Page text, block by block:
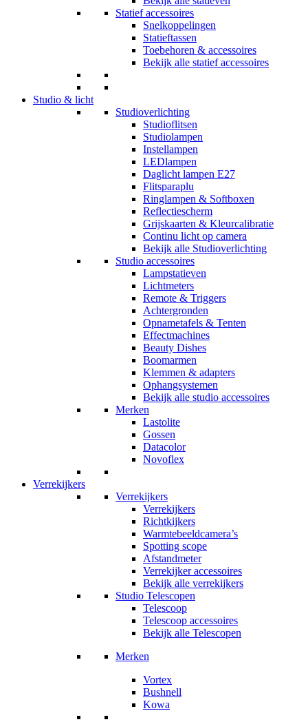
Statief accessoires
Snelkoppelingen
Statieftassen
Toebehoren & accessoires
Bekijk alle statief accessoires
Studio & licht
Studioverlichting
Studioflitsen
Studiolampen
Instellampen
LEDlampen
Daglicht lampen E27
Flitsparaplu
Ringlampen & Softboxen
Reflectiescherm
Grijskaarten & Kleurcalibratie
Continu licht op camera
Bekijk alle Studioverlichting
Studio accessoires
Lampstatieven
Lichtmeters
Remote & Triggers
Achtergronden
Opnametafels & Tenten
Effectmachines
Beauty Dishes
Boomarmen
Klemmen & adapters
Ophangsystemen
Bekijk alle studio accessoires
Merken
Lastolite
Gossen
Datacolor
Novoflex
Verrekijkers
Verrekijkers
Verrekijkers
Richtkijkers
Warmtebeeldcamera’s
Spotting scope
Afstandmeter
Verrekijker accessoires
Bekijk alle verrekijkers
Studio Telescopen
Telescoop
Telescoop accessoires
Bekijk alle Telescopen
Merken
Vortex
Bushnell
Kowa